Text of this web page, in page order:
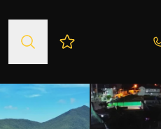
Favoritos (0 itens)